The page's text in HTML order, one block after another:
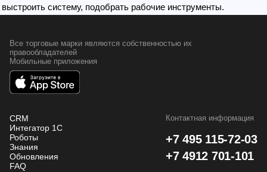
выстроить систему, подобрать рабочие инструменты.
Все торговые марки являются собственностью их
правообладателей
Мобильные приложения
CRM
Интегатор 1С
Роботы
Знания
Обновления
FAQ
Контактная информация
+7 495 115-72-03
+7 4912 701-101